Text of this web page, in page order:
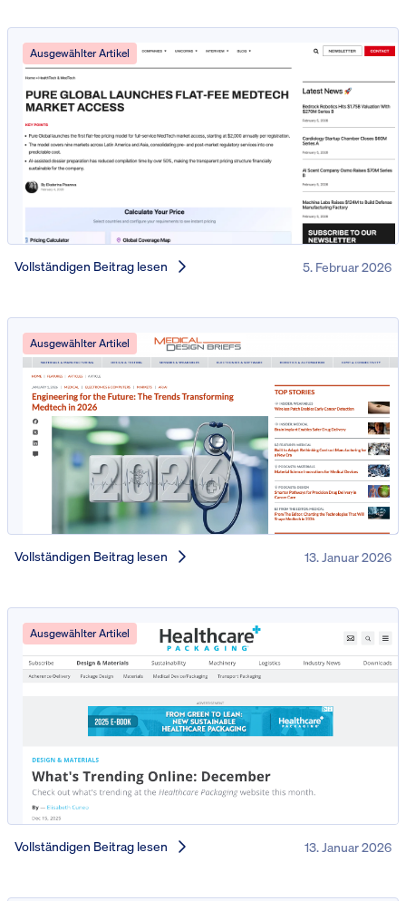
Ausgewählter Artikel
Vollständigen Beitrag lesen 5. Februar 2026
Ausgewählter Artikel
Vollständigen Beitrag lesen 13. Januar 2026
Ausgewählter Artikel
Vollständigen Beitrag lesen 13. Januar 2026